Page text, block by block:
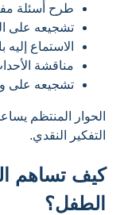
طرح أسئلة
تشجيعه على
الاستماع إليه
مناقشة
تشجيعه على
الحوار المنتظم
التفكير النقدي.
كيف تساهم
الطفل؟